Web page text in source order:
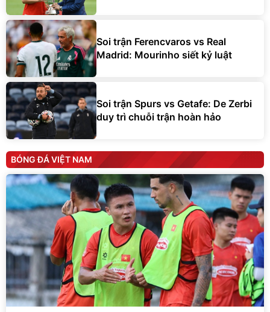
Soi trận Ferencvaros vs Real
Madrid: Mourinho siết kỷ luật
Soi trận Spurs vs Getafe: De Zerbi
duy trì chuỗi trận hoàn hảo
BÓNG ĐÁ VIỆT NAM